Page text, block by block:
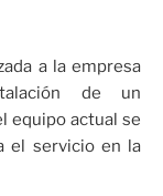
a la empresa
de un
equipo actual se
el servicio en la